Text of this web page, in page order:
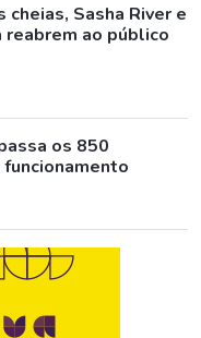
Sasha River e
reabrem ao público
os 850